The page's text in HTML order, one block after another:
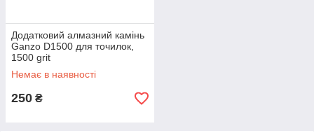
Додатковий алмазний камінь
Ganzo D1500 для точилок,
1500 grit
Немає в наявності
250 ₴